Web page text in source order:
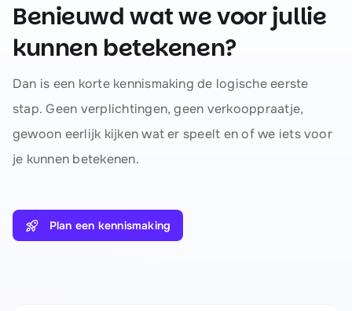
Benieuwd wat we voor jullie
kunnen betekenen?
Dan is een korte kennismaking de logische eerste
stap. Geen verplichtingen, geen verkooppraatje,
gewoon eerlijk kijken wat er speelt en of we iets voor
je kunnen betekenen.
Plan een kennismaking